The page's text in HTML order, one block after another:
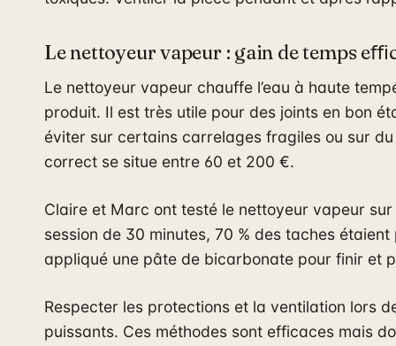
Le nettoyeur vapeur : gain de temps
Le nettoyeur vapeur chauffe l’eau à haute
produit. Il est très utile pour des joints en bon
éviter sur certains carrelages fragiles ou sur
correct se situe entre 60 et 200 €.
Claire et Marc ont testé le nettoyeur vapeur
session de 30 minutes, 70 % des taches
appliqué une pâte de bicarbonate pour finir et
Respecter les protections et la ventilation lors
puissants. Ces méthodes sont efficaces mais